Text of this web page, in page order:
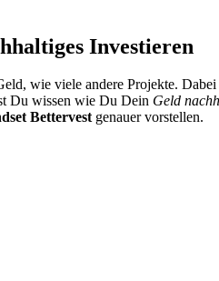
Investieren
wie viele andere Projekte.
Du wissen wie Du Dein Geld
Bettervestgenauer vorstellen.